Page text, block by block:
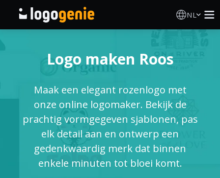
NL
AI logogenerator
Logo-ideeën
Gedrukte producten
Logo maken Roos
Maak een elegant rozenlogo met
onze online logomaker. Bekijk de
prachtig vormgegeven sjablonen, pas
elk detail aan en ontwerp een
gedenkwaardig merk dat binnen
enkele minuten tot bloei komt.